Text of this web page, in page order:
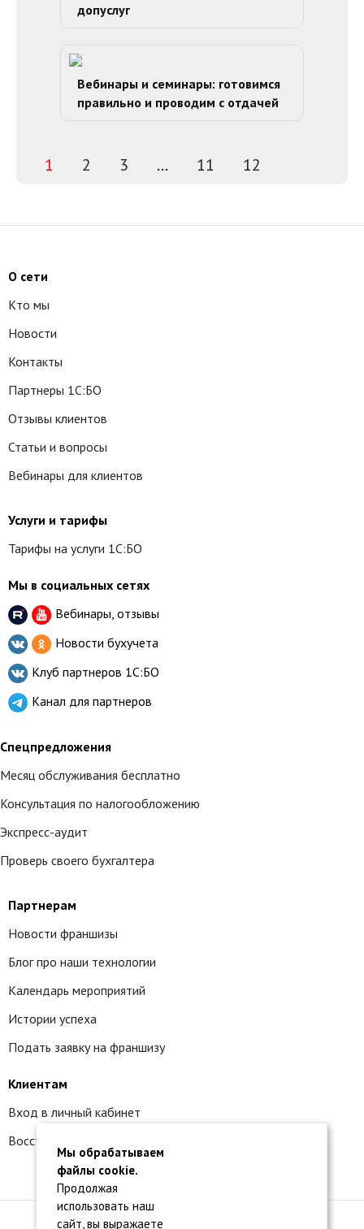
допуслуг
Вебинары и семинары: готовимся
правильно и проводим с отдачей
1 2 3 ... 11 12
О сети
Кто мы
Новости
Контакты
Партнеры 1С:БО
Отзывы клиентов
Статьи и вопросы
Вебинары для клиентов
Услуги и тарифы
Тарифы на услуги 1С:БО
Мы в социальных сетях
Вебинары, отзывы
Новости бухучета
Клуб партнеров 1С:БО
Канал для партнеров
Спецпредложения
Месяц обслуживания бесплатно
Консультация по налогообложению
Экспресс-аудит
Проверь своего бухгалтера
Партнерам
Новости франшизы
Блог про наши технологии
Календарь мероприятий
Истории успеха
Подать заявку на франшизу
Клиентам
Вход в личный кабинет
Восстановление доступа к сервису 1С:БО
Мы обрабатываем
файлы cookie.
Продолжая
использовать наш
сайт, вы выражаете